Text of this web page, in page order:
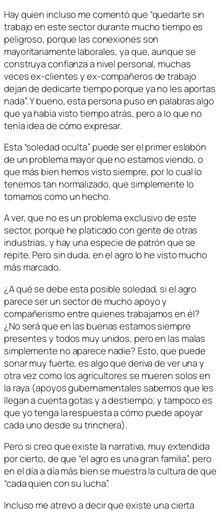
Hay quien incluso me comentó que “quedarte sin
trabajo en este sector durante mucho tiempo es
peligroso, porque las conexiones son
mayoritariamente laborales, ya que, aunque se
construya confianza a nivel personal, muchas
veces ex-clientes y ex-compañeros de trabajo
dejan de dedicarte tiempo porque ya no les aportas
nada”. Y bueno, esta persona puso en palabras algo
que ya había visto tiempo atrás, pero a lo que no
tenía idea de cómo expresar.
Esta “soledad oculta” puede ser el primer eslabón
de un problema mayor que no estamos viendo, o
que más bien hemos visto siempre, por lo cual lo
tenemos tan normalizado, que simplemente lo
tomamos como un hecho.
A ver, que no es un problema exclusivo de este
sector, porque he platicado con gente de otras
industrias, y hay una especie de patrón que se
repite. Pero sin duda, en el agro lo he visto mucho
más marcado.
¿A qué se debe esta posible soledad, si el agro
parece ser un sector de mucho apoyo y
compañerismo entre quienes trabajamos en él?
¿No será que en las buenas estamos siempre
presentes y todos muy unidos, pero en las malas
simplemente no aparece nadie? Esto, que puede
sonar muy fuerte, es algo que deriva de ver una y
otra vez como los agricultores se mueren solos en
la raya (apoyos gubernamentales sabemos que les
llegan a cuenta gotas y a destiempo; y tampoco es
que yo tenga la respuesta a cómo puede apoyar
cada uno desde su trinchera).
Pero si creo que existe la narrativa, muy extendida
por cierto, de que “el agro es una gran familia”, pero
en el día a día más bien se muestra la cultura de que
“cada quien con su lucha”.
Incluso me atrevo a decir que existe una cierta